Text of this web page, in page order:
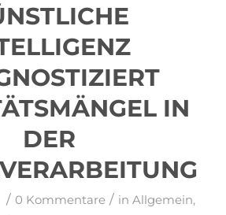
IN
DER
/ 0 Kommentare / in Allgemein,